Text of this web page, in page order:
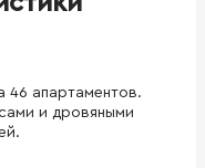
46 апартаментов.
и дровяными